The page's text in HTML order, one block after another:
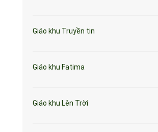
Giáo khu Truyền tin
Giáo khu Fatima
Giáo khu Lên Trời